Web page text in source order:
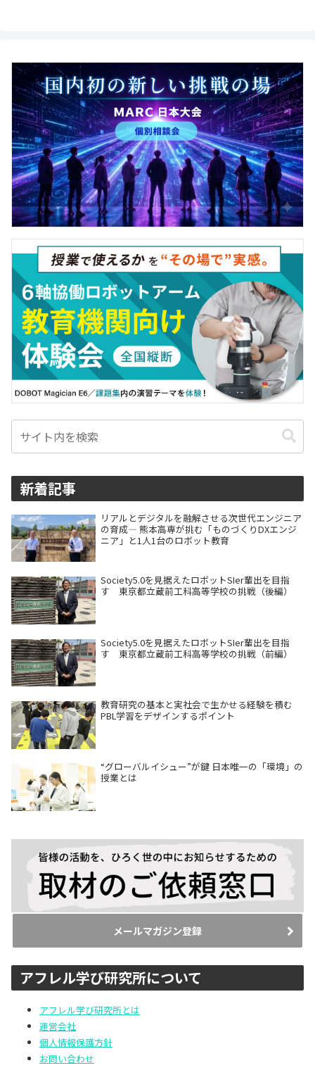
新着記事
リアルとデジタルを融解させる次世代エンジニア
の育成― 熊本高専が挑む「ものづくりDXエンジ
ニア」と1人1台のロボット教育
Society5.0を見据えたロボットSIer輩出を目指
す 東京都立蔵前工科高等学校の挑戦（後編）
Society5.0を見据えたロボットSIer輩出を目指
す 東京都立蔵前工科高等学校の挑戦（前編）
教育研究の基本と実社会で生かせる経験を積む
PBL学習をデザインするポイント
“グローバルイシュー”が鍵 日本唯一の「環境」の
授業とは
メールマガジン登録
アフレル学び研究所について
アフレル学び研究所とは
運営会社
個人情報保護方針
お問い合わせ